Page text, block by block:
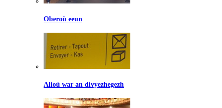
Oberoù eeun
Alioù war an divyezhegezh